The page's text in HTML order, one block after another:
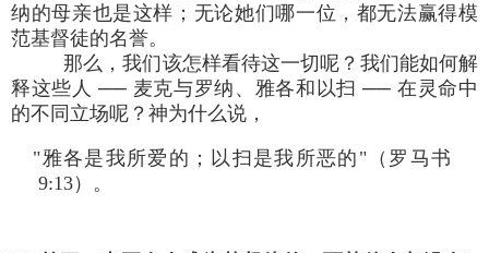
纳的母亲也是这样；无论她们哪一位，都无法赢得模
范基督徒的名誉。
那么，我们该怎样看待这一切呢？我们能如何解
释这些人 ── 麦克与罗纳、雅各和以扫 ── 在灵命中
的不同立场呢？神为什么说，
"雅各是我所爱的；以扫是我所恶的"（罗马书
9:13）。